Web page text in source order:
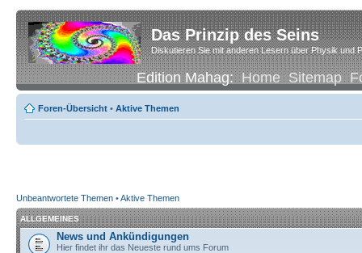
Das Prinzip des Seins
Diskutieren Sie mit anderen Lesern über Physik und
Edition Mahag:Home Sitemap
Foren-Übersicht • Aktive Themen
Unbeantwortete Themen •Aktive Themen
ALLGEMEINES
News und Ankündigungen
Hier findet ihr das Neueste rund ums Forum